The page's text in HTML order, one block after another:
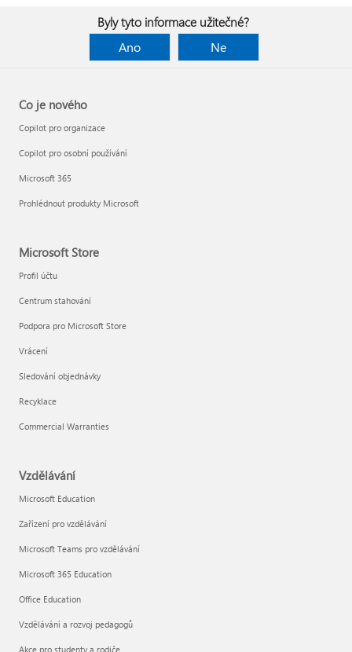
Byly tyto informace užitečné?
Ano
Ne
Co je nového
Copilot pro organizace
Copilot pro osobní používání
Microsoft 365
Prohlédnout produkty Microsoft
Microsoft Store
Profil účtu
Centrum stahování
Podpora pro Microsoft Store
Vrácení
Sledování objednávky
Recyklace
Commercial Warranties
Vzdělávání
Microsoft Education
Zařízení pro vzdělávání
Microsoft Teams pro vzdělávání
Microsoft 365 Education
Office Education
Vzdělávání a rozvoj pedagogů
Akce pro studenty a rodiče